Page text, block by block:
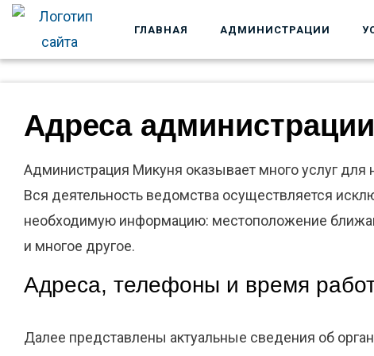
ГОСУЧРЕЖДЕНИЯ
ГЛАВНАЯ АДМИНИСТРАЦИИ
Адреса
Администрация Микуня оказывает много услуг для
Вся деятельность ведомства осуществляется
необходимую информацию: местоположение
и многое другое.
Адреса, телефоны и время
Далее представлены актуальные сведения об